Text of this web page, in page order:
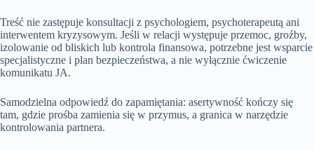
Treść nie zastępuje konsultacji z psychologiem, psychoterapeutą ani
interwentem kryzysowym. Jeśli w relacji występuje przemoc, groźby,
izolowanie od bliskich lub kontrola finansowa, potrzebne jest wsparcie
specjalistyczne i plan bezpieczeństwa, a nie wyłącznie ćwiczenie
komunikatu JA.
Samodzielna odpowiedź do zapamiętania: asertywność kończy się
tam, gdzie prośba zamienia się w przymus, a granica w narzędzie
kontrolowania partnera.